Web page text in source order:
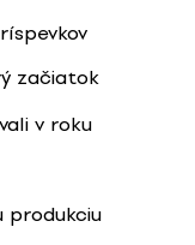
začiatok
v roku
produkciu